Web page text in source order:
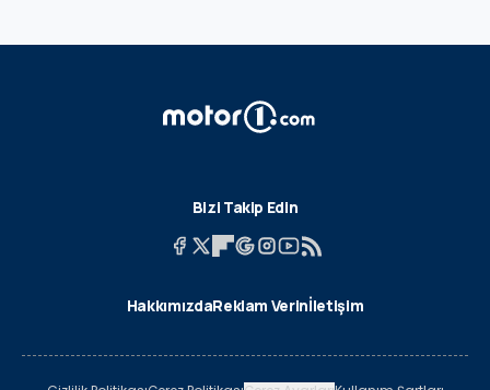
Bizi Takip Edin
HakkımızdaReklam Verinİletişim